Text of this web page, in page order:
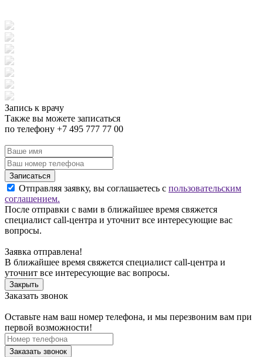
Запись к врачу
Также вы можете записаться
по телефону +7 495 777 77 00
Записаться
Отправляя заявку, вы соглашаетесь с пользовательским
соглашением.
После отправки с вами в ближайшее время свяжется
специалист call-центра и уточнит все интересующие вас
вопросы.
Заявка отправлена!
В ближайшее время свяжется специалист call-центра и
уточнит все интересующие вас вопросы.
Закрыть
Заказать звонок
Оставьте нам ваш номер телефона, и мы перезвоним вам при
первой возможности!
Заказать звонок